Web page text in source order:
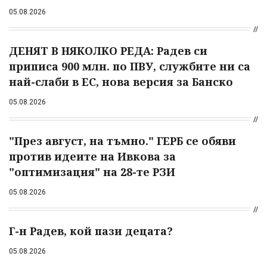
05.08.2026
ДЕНЯТ В НЯКОЛКО РЕДА: Радев си
приписа 900 млн. по ПВУ, службите ни са
най-слаби в ЕС, нова версия за Банско
05.08.2026
"През август, на тъмно." ГЕРБ се обяви
против идеите на Ивкова за
"оптимизация" на 28-те РЗИ
05.08.2026
Г-н Радев, кой пази децата?
05.08.2026